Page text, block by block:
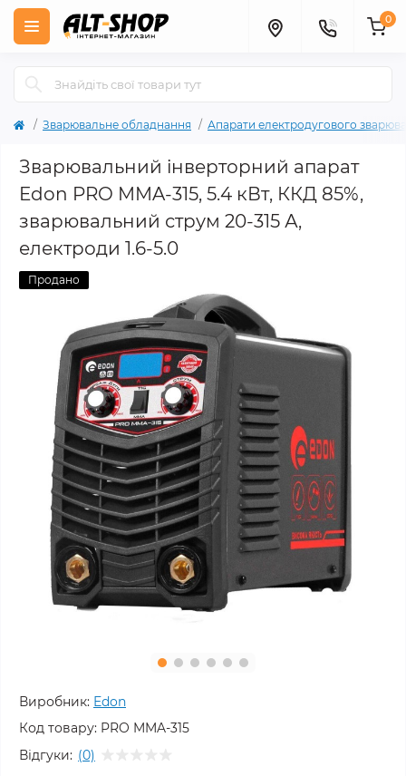
0
Зварювальне обладнання Апарати електродугового
Зварювальний інверторний апарат
Edon PRO MMA-315, 5.4 кВт, ККД 85%,
зварювальний струм 20-315 А,
електроди 1.6-5.0
Продано
Виробник: Edon
Код товару: PRO MMA-315
Відгуки: (0)